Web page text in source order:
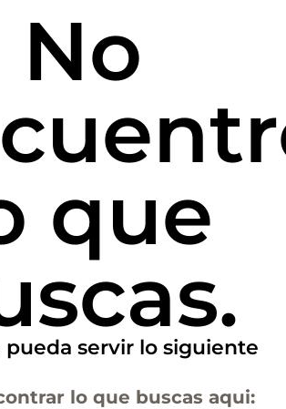
No
que
pueda servir lo siguiente
lo que buscas aqui: